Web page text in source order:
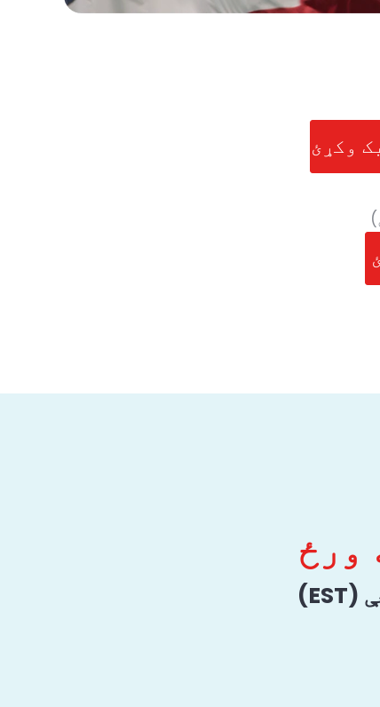
وکړئ
ورځ